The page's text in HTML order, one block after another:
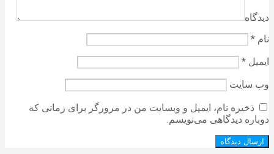
دیدگاه
نام *
ایمیل *
وب‌ سایت
ذخیره نام، ایمیل و وبسایت من در مرورگر برای زمانی که
دوباره دیدگاهی می‌نویسم.